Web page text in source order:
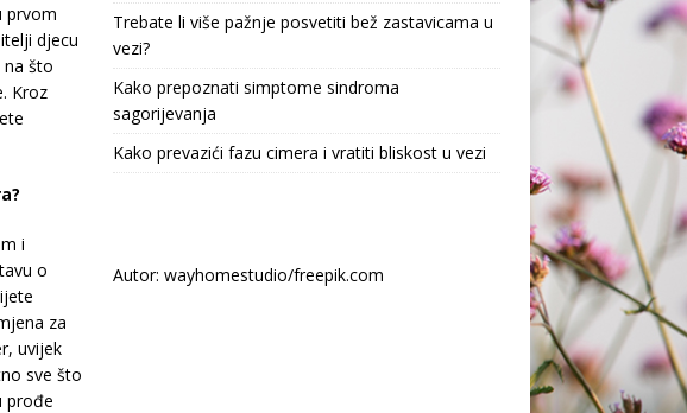
prvom
djecu
na što
Kroz
i
o
za
uvijek
sve što
prođe
Trebate li više pažnje posvetiti bež zastavicama u
vezi?
Kako prepoznati simptome sindroma
sagorijevanja
Kako prevazići fazu cimera i vratiti bliskost u vezi
Autor: wayhomestudio/freepik.com